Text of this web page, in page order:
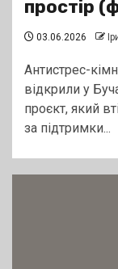
простір
03.06.2026
Антистрес-
відкрили у
проєкт, який
за підтримки...